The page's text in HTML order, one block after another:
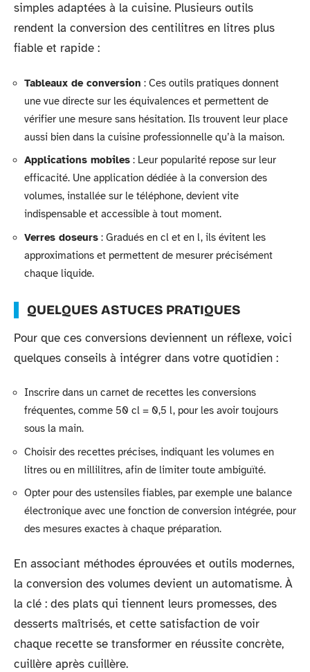
simples adaptées à la cuisine. Plusieurs outils
rendent la conversion des centilitres en litres plus
fiable et rapide :
Tableaux de conversion : Ces outils pratiques donnent
une vue directe sur les équivalences et permettent de
vérifier une mesure sans hésitation. Ils trouvent leur place
aussi bien dans la cuisine professionnelle qu’à la maison.
Applications mobiles : Leur popularité repose sur leur
efficacité. Une application dédiée à la conversion des
volumes, installée sur le téléphone, devient vite
indispensable et accessible à tout moment.
Verres doseurs : Gradués en cl et en l, ils évitent les
approximations et permettent de mesurer précisément
chaque liquide.
QUELQUES ASTUCES PRATIQUES
Pour que ces conversions deviennent un réflexe, voici
quelques conseils à intégrer dans votre quotidien :
Inscrire dans un carnet de recettes les conversions
fréquentes, comme 50 cl = 0,5 l, pour les avoir toujours
sous la main.
Choisir des recettes précises, indiquant les volumes en
litres ou en millilitres, afin de limiter toute ambiguïté.
Opter pour des ustensiles fiables, par exemple une balance
électronique avec une fonction de conversion intégrée, pour
des mesures exactes à chaque préparation.
En associant méthodes éprouvées et outils modernes,
la conversion des volumes devient un automatisme. À
la clé : des plats qui tiennent leurs promesses, des
desserts maîtrisés, et cette satisfaction de voir
chaque recette se transformer en réussite concrète,
cuillère après cuillère.